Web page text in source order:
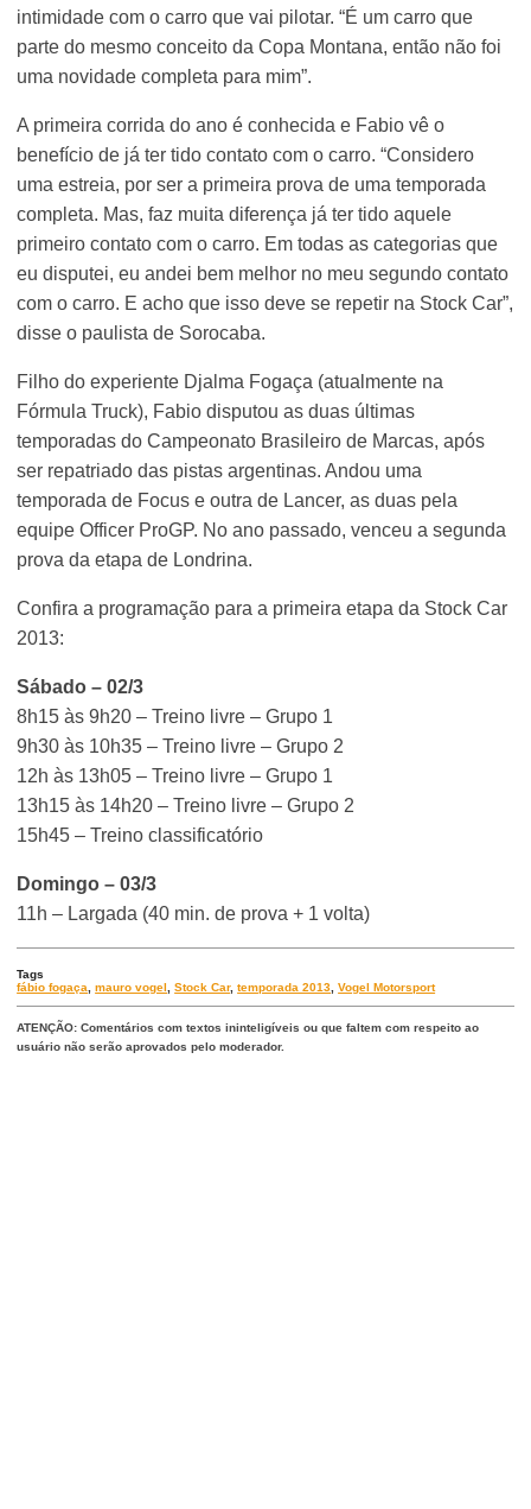
intimidade com o carro que vai pilotar. “É um carro que
parte do mesmo conceito da Copa Montana, então não foi
uma novidade completa para mim”.
A primeira corrida do ano é conhecida e Fabio vê o
benefício de já ter tido contato com o carro. “Considero
uma estreia, por ser a primeira prova de uma temporada
completa. Mas, faz muita diferença já ter tido aquele
primeiro contato com o carro. Em todas as categorias que
eu disputei, eu andei bem melhor no meu segundo contato
com o carro. E acho que isso deve se repetir na Stock Car”,
disse o paulista de Sorocaba.
Filho do experiente Djalma Fogaça (atualmente na
Fórmula Truck), Fabio disputou as duas últimas
temporadas do Campeonato Brasileiro de Marcas, após
ser repatriado das pistas argentinas. Andou uma
temporada de Focus e outra de Lancer, as duas pela
equipe Officer ProGP. No ano passado, venceu a segunda
prova da etapa de Londrina.
Confira a programação para a primeira etapa da Stock Car
2013:
Sábado – 02/3
8h15 às 9h20 – Treino livre – Grupo 1
9h30 às 10h35 – Treino livre – Grupo 2
12h às 13h05 – Treino livre – Grupo 1
13h15 às 14h20 – Treino livre – Grupo 2
15h45 – Treino classificatório
Domingo – 03/3
11h – Largada (40 min. de prova + 1 volta)
Tags
fábio fogaça,mauro vogel,Stock Car,temporada 2013,Vogel Motorsport
ATENÇÃO: Comentários com textos ininteligíveis ou que faltem com respeito ao
usuário não serão aprovados pelo moderador.